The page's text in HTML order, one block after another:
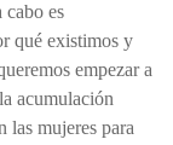
cabo es
qué existimos y
empezar a
acumulación
las mujeres para